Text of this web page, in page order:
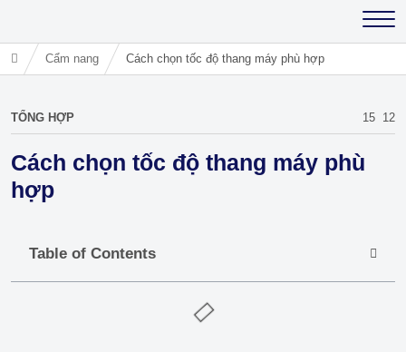
Cẩm nang Cách chọn tốc độ thang máy phù hợp
TỔNG HỢP 15 12
Cách chọn tốc độ thang máy phù
hợp
Table of Contents